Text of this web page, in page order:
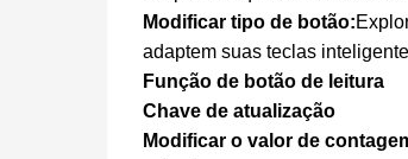
Modificar tipo de botão:
adaptem suas teclas
Função de botão de leitura
Chave de atualização
Modificar o valor de